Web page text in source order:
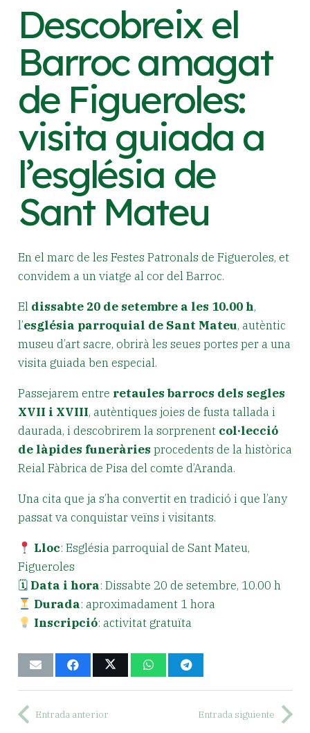
Descobreix el
Barroc amagat
de Figueroles:
visita guiada a
l’església de
Sant Mateu
En el marc de les Festes Patronals de Figueroles, et
convidem a un viatge al cor del Barroc.
El dissabte 20 de setembre a les 10.00 h,
l’església parroquial de Sant Mateu, autèntic
museu d’art sacre, obrirà les seues portes per a una
visita guiada ben especial.
Passejarem entre retaules barrocs dels segles
XVII i XVIII, autèntiques joies de fusta tallada i
daurada, i descobrirem la sorprenent col·lecció
de làpides funeràries procedents de la històrica
Reial Fàbrica de Pisa del comte d’Aranda.
Una cita que ja s’ha convertit en tradició i que l’any
passat va conquistar veïns i visitants.
Lloc: Església parroquial de Sant Mateu,
Figueroles
🗓 Data i hora: Dissabte 20 de setembre, 10.00 h
Durada: aproximadament 1 hora
Inscripció: activitat gratuïta
Entrada anterior Entrada siguiente